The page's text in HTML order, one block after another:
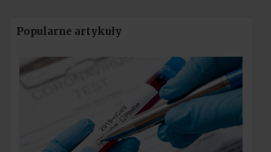
Popularne artykuły